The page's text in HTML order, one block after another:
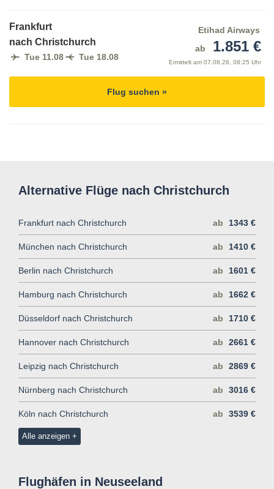
Frankfurt
nach Christchurch
Tue 11.08 Tue 18.08
Etihad Airways
ab
1.851 €
Ermittelt am 07.08.26, 08:25 Uhr
Flug suchen »
Alternative Flüge nach Christchurch
Frankfurt nach Christchurch ab 1343 €
München nach Christchurch ab 1410 €
Berlin nach Christchurch ab 1601 €
Hamburg nach Christchurch ab 1662 €
Düsseldorf nach Christchurch ab 1710 €
Hannover nach Christchurch ab 2661 €
Leipzig nach Christchurch ab 2869 €
Nürnberg nach Christchurch ab 3016 €
Köln nach Christchurch ab 3539 €
Alle anzeigen
Flughäfen in Neuseeland